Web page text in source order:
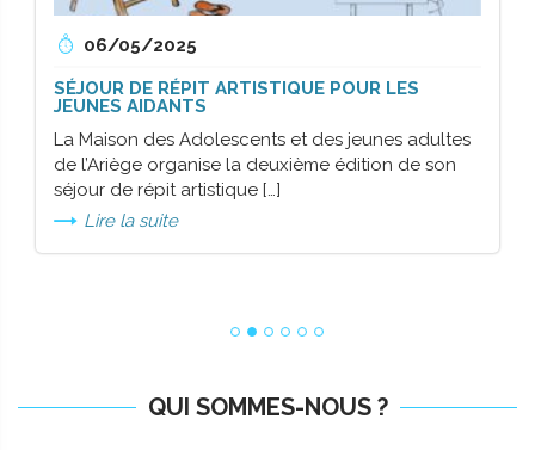
06/05/2025
SÉJOUR DE RÉPIT ARTISTIQUE POUR LES
JEUNES AIDANTS
La Maison des Adolescents et des jeunes adultes
de l’Ariège organise la deuxième édition de son
séjour de répit artistique […]
Lire la suite
QUI SOMMES-NOUS ?